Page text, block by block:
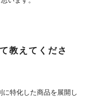
教えてくださ
特化した商品を展開し